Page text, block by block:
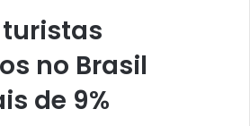
no Brasil
de 9%